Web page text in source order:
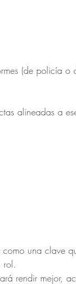
(de policía o
alineadas a
una clave
rol.
rendir mejor,